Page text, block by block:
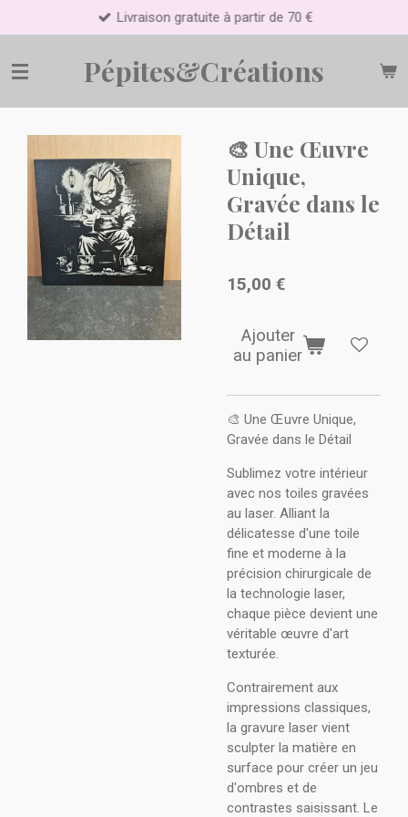
au
principal
Livraison gratuite à partir de 70 €
Pépites&Créations
​🎨 Une Œuvre
Unique,
Gravée dans le
Détail
15,00 €
Ajouter
au panier
​🎨 Une Œuvre Unique,
Gravée dans le Détail
​Sublimez votre intérieur
avec nos toiles gravées
au laser. Alliant la
délicatesse d'une toile
fine et moderne à la
précision chirurgicale de
la technologie laser,
chaque pièce devient une
véritable œuvre d'art
texturée.
​Contrairement aux
impressions classiques,
la gravure laser vient
sculpter la matière en
surface pour créer un jeu
d'ombres et de
contrastes saisissant. Le